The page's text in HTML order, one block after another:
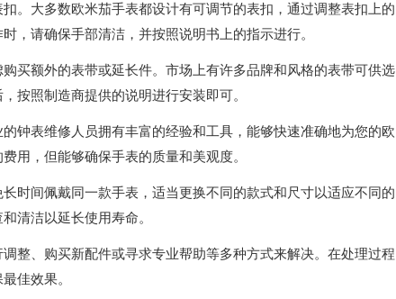
大多数欧米茄手表都设计有可调节的表扣，通过调整表扣上的
，请确保手部清洁，并按照说明书上的指示进行。
额外的表带或延长件。市场上有许多品牌和风格的表带可供选
按照制造商提供的说明进行安装即可。
表维修人员拥有丰富的经验和工具，能够快速准确地为您的欧
用，但能够确保手表的质量和美观度。
间佩戴同一款手表，适当更换不同的款式和尺寸以适应不同的
清洁以延长使用寿命。
、购买新配件或寻求专业帮助等多种方式来解决。在处理过程
佳效果。